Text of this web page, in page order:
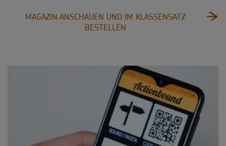
MAGAZIN ANSCHAUEN UND IM KLASSENSATZ
BESTELLEN